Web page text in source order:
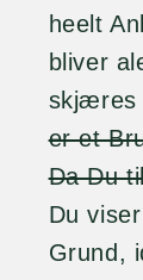
heelt
bliver
er et
Da Du
Du
Grund,